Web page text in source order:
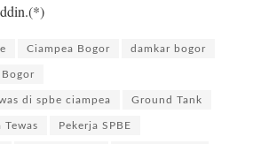
Ciampea Bogor damkar bogor
Bogor
di spbe ciampea Ground Tank
Tewas Pekerja SPBE